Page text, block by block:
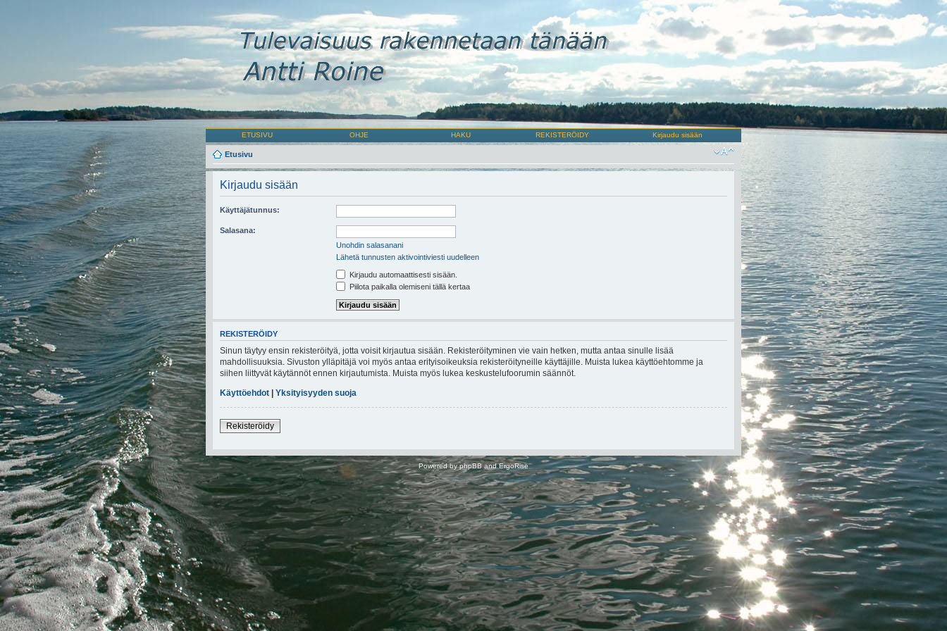
ETUSIVU OHJE HAKU REKISTERÖIDY Kirjaudu sisään
Etusivu
Kirjaudu sisään
Käyttäjätunnus:
Salasana:
Unohdin salasanani
Lähetä tunnusten aktivointiviesti uudelleen
Kirjaudu automaattisesti sisään.
Piilota paikalla olemiseni tällä kertaa
REKISTERÖIDY
Sinun täytyy ensin rekisteröityä, jotta voisit kirjautua sisään. Rekisteröityminen vie vain hetken, mutta antaa sinulle lisää
mahdollisuuksia. Sivuston ylläpitäjä voi myös antaa erityisoikeuksia rekisteröityneille käyttäjille. Muista lukea käyttöehtomme ja
siihen liittyvät käytännöt ennen kirjautumista. Muista myös lukea keskustelufoorumin säännöt.
Käyttöehdot | Yksityisyyden suoja
Rekisteröidy
Powered byphpBBandErgoRise